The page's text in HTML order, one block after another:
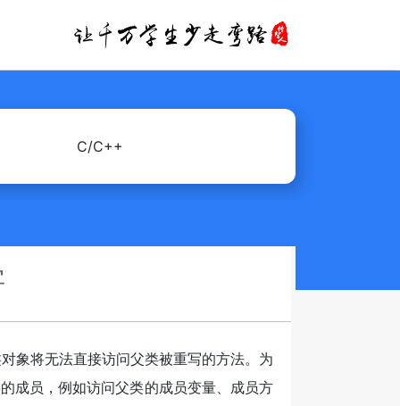
C/C++
象将无法直接访问父类被重写的方法。为
成员，例如访问父类的成员变量、成员方